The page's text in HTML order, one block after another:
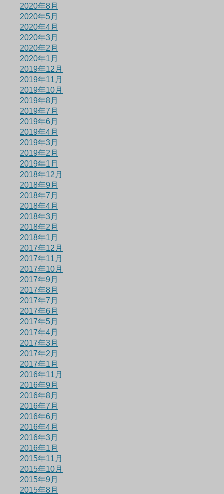
2020年8月
2020年5月
2020年4月
2020年3月
2020年2月
2020年1月
2019年12月
2019年11月
2019年10月
2019年8月
2019年7月
2019年6月
2019年4月
2019年3月
2019年2月
2019年1月
2018年12月
2018年9月
2018年7月
2018年4月
2018年3月
2018年2月
2018年1月
2017年12月
2017年11月
2017年10月
2017年9月
2017年8月
2017年7月
2017年6月
2017年5月
2017年4月
2017年3月
2017年2月
2017年1月
2016年11月
2016年9月
2016年8月
2016年7月
2016年6月
2016年4月
2016年3月
2016年1月
2015年11月
2015年10月
2015年9月
2015年8月